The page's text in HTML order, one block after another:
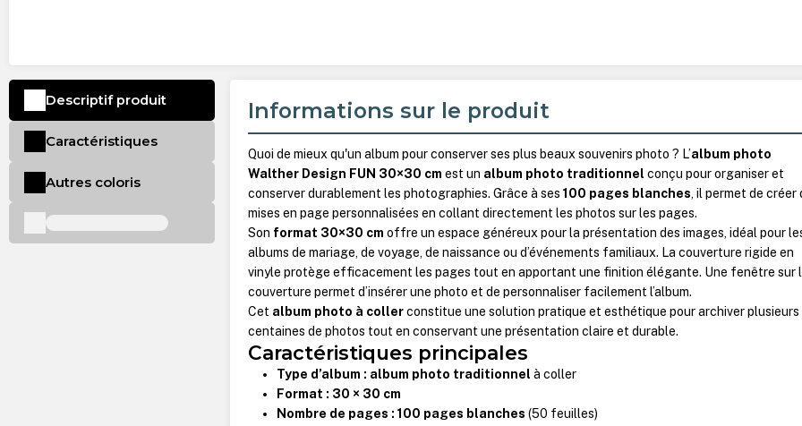
Informations sur le produit
Quoi de mieux qu'un album pour conserver ses plus beaux souvenirs photo ? L’album photo
Walther Design FUN 30×30 cm est un album photo traditionnel conçu pour organiser et
conserver durablement les photographies. Grâce à ses100 pages blanches, il permet de créer
mises en page personnalisées en collant directement les photos sur les pages.
Son format 30×30 cm offre un espace généreux pour la présentation des images, idéal pour
albums de mariage, de voyage, de naissance ou d’événements familiaux. La couverture rigide en
vinyle protège efficacement les pages tout en apportant une finition élégante. Une fenêtre sur
couverture permet d’insérer une photo et de personnaliser facilement l’album.
Cet album photo à collerconstitue une solution pratique et esthétique pour archiver plusieurs
centaines de photos tout en conservant une présentation claire et durable.
Caractéristiques principales
Type d’album : album photo traditionnel à coller
Format : 30 × 30 cm
Nombre de pages : 100 pages blanches (50 feuilles)
Descriptif produit
Caractéristiques
Autres coloris